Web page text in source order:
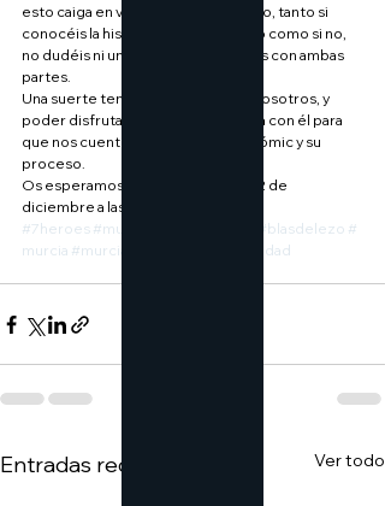
esto caiga en vuestras manos, y, si no, tanto si
conocéis la historia de Blas de Lezo como si no,
no dudéis ni un segundo en haceros con ambas
partes.
Una suerte tener a Guillermo con nosotros, y
poder disfrutar de un rato de charla con él para
que nos cuente curiosidades del cómic y su
proceso.
Os esperamos el próximo jueves 12 de
diciembre a las 19:00h.
#7heroes #murcia #blasdelezo #
murcia #murciacultural #murcianavidad
Entradas recientes Ver todo